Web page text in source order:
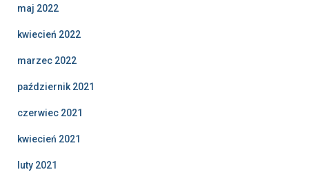
maj 2022
kwiecień 2022
marzec 2022
październik 2021
czerwiec 2021
kwiecień 2021
luty 2021